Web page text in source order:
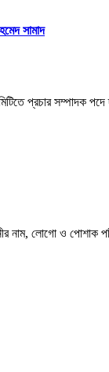
সামাদ
প্রচার সম্পাদক
নাম, লোগো ও পোশাক